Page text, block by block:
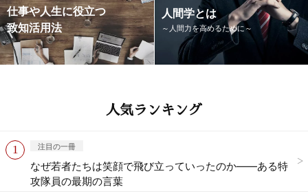
仕事や人生に役立つ
致知活用法
人間学とは
～人間力を高めるために～
人気ランキング
注目の一冊
なぜ若者たちは笑顔で飛び立っていったのか——ある特
攻隊員の最期の言葉